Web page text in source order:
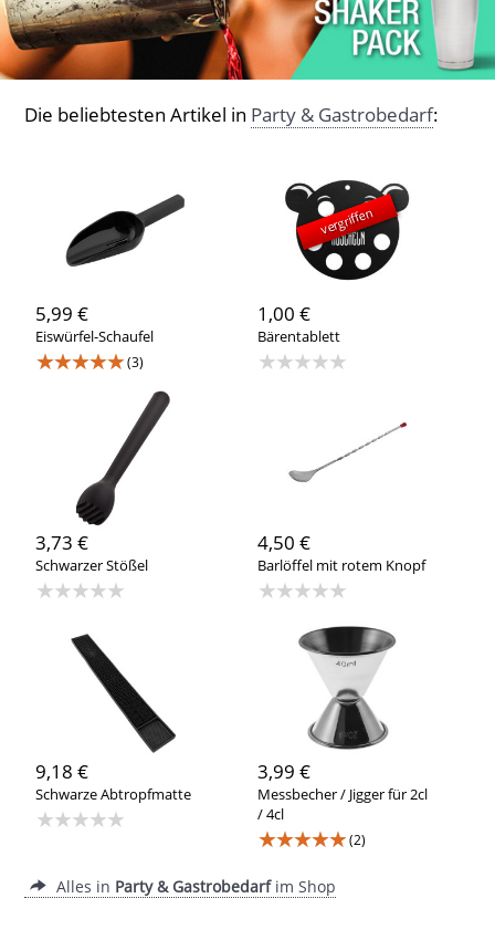
Die beliebtesten Artikel in Party & Gastrobedarf:
5,99 €
Eiswürfel-Schaufel
★★★★★(3)
vergriffen
1,00 €
Bärentablett
★★★★★
3,73 €
Schwarzer Stößel
★★★★★
4,50 €
Barlöffel mit rotem Knopf
★★★★★
9,18 €
Schwarze Abtropfmatte
★★★★★
3,99 €
Messbecher / Jigger für 2cl
/ 4cl
★★★★★(2)
Alles in Party & Gastrobedarfim Shop